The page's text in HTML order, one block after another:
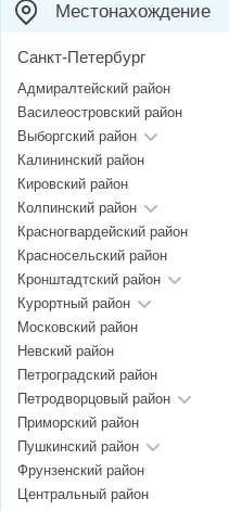
Местонахождение
Санкт-Петербург
Адмиралтейский район
Василеостровский район
Выборгский район
Калининский район
Кировский район
Колпинский район
Красногвардейский район
Красносельский район
Кронштадтский район
Курортный район
Московский район
Невский район
Петроградский район
Петродворцовый район
Приморский район
Пушкинский район
Фрунзенский район
Центральный район